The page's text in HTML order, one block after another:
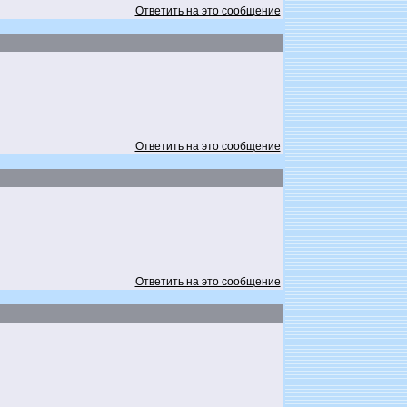
Ответить на это сообщение
Ответить на это сообщение
Ответить на это сообщение